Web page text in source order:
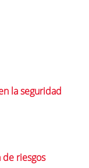
la seguridad
riesgos